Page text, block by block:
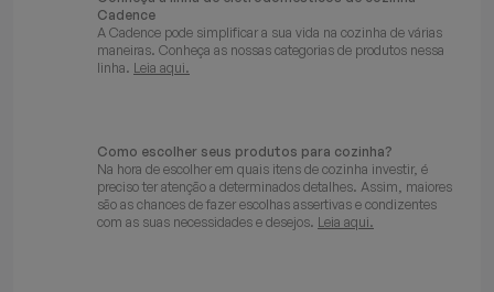
Cadence
A Cadence pode simplificar a sua vida na cozinha de várias
maneiras. Conheça as nossas categorias de produtos nessa
linha. Leia aqui.
Como escolher seus produtos para cozinha?
Na hora de escolher em quais itens de cozinha investir, é
preciso ter atenção a determinados detalhes. Assim, maiores
são as chances de fazer escolhas assertivas e condizentes
com as suas necessidades e desejos. Leia aqui.